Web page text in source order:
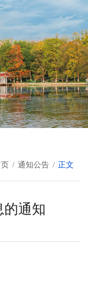
通知公告 正文
的通知